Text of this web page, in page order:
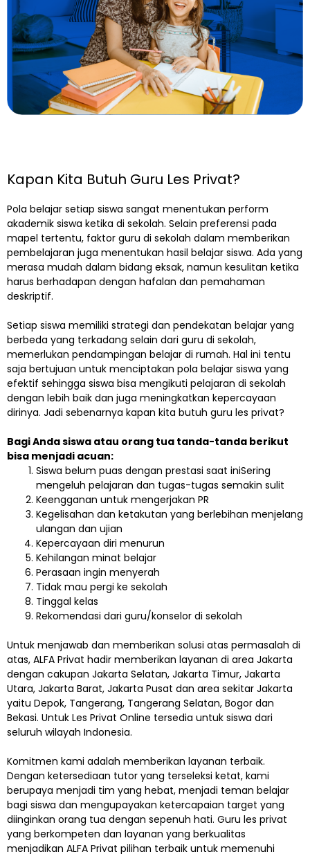
Kapan Kita Butuh Guru Les Privat?
Pola belajar setiap siswa sangat menentukan perform
akademik siswa ketika di sekolah. Selain preferensi pada
mapel tertentu, faktor guru di sekolah dalam memberikan
pembelajaran juga menentukan hasil belajar siswa. Ada yang
merasa mudah dalam bidang eksak, namun kesulitan ketika
harus berhadapan dengan hafalan dan pemahaman
deskriptif.
Setiap siswa memiliki strategi dan pendekatan belajar yang
berbeda yang terkadang selain dari guru di sekolah,
memerlukan pendampingan belajar di rumah. Hal ini tentu
saja bertujuan untuk menciptakan pola belajar siswa yang
efektif sehingga siswa bisa mengikuti pelajaran di sekolah
dengan lebih baik dan juga meningkatkan kepercayaan
dirinya. Jadi sebenarnya kapan kita butuh guru les privat?
Bagi Anda siswa atau orang tua tanda-tanda berikut
bisa menjadi acuan:
Siswa belum puas dengan prestasi saat iniSering
mengeluh pelajaran dan tugas-tugas semakin sulit
Keengganan untuk mengerjakan PR
Kegelisahan dan ketakutan yang berlebihan menjelang
ulangan dan ujian
Kepercayaan diri menurun
Kehilangan minat belajar
Perasaan ingin menyerah
Tidak mau pergi ke sekolah
Tinggal kelas
Rekomendasi dari guru/konselor di sekolah
Untuk menjawab dan memberikan solusi atas permasalah di
atas, ALFA Privat hadir memberikan layanan di area Jakarta
dengan cakupan Jakarta Selatan, Jakarta Timur, Jakarta
Utara, Jakarta Barat, Jakarta Pusat dan area sekitar Jakarta
yaitu Depok, Tangerang, Tangerang Selatan, Bogor dan
Bekasi. Untuk Les Privat Online tersedia untuk siswa dari
seluruh wilayah Indonesia.
Komitmen kami adalah memberikan layanan terbaik.
Dengan ketersediaan tutor yang terseleksi ketat, kami
berupaya menjadi tim yang hebat, menjadi teman belajar
bagi siswa dan mengupayakan ketercapaian target yang
diinginkan orang tua dengan sepenuh hati. Guru les privat
yang berkompeten dan layanan yang berkualitas
menjadikan ALFA Privat pilihan terbaik untuk memenuhi